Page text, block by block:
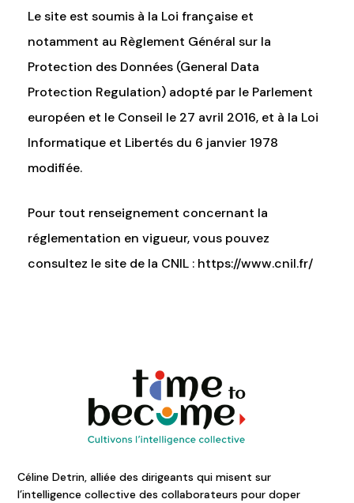
Le site est soumis à la Loi française et
notamment au Règlement Général sur la
Protection des Données (General Data
Protection Regulation) adopté par le Parlement
européen et le Conseil le 27 avril 2016, et à la Loi
Informatique et Libertés du 6 janvier 1978
modifiée.
Pour tout renseignement concernant la
réglementation en vigueur, vous pouvez
consultez le site de la CNIL : https://www.cnil.fr/
Céline Detrin, alliée des dirigeants qui misent sur
l’intelligence collective des collaborateurs pour doper